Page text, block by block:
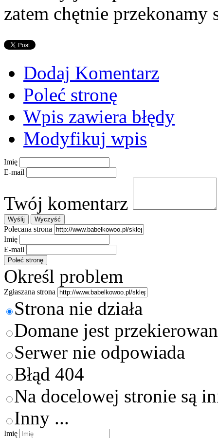
zatem chętnie
Dodaj Komentarz
Poleć stronę
Wpis zawiera błędy
Modyfikuj wpis
Imię
E-mail
Twój komentarz
Polecana strona
Imię
E-mail
Określ problem
Zgłaszana strona
Strona nie działa
Domane jest
Serwer nie odpowiada
Błąd 404
Na docelowej stronie są
Inny ...
Imię